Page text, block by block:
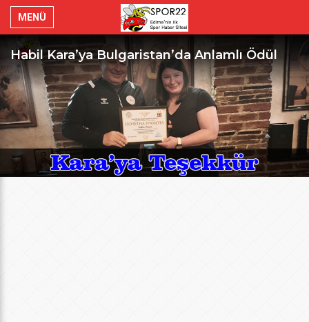
MENÜ
Habil Kara’ya Bulgaristan’da Anlamlı Ödül